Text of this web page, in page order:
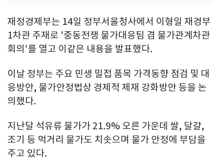
재정경제부는 14일 정부서울청사에서 이형일 재경부
1차관 주재로 '중동전쟁 물가대응팀 겸 물가관계차관
회의'를 열고 이같은 내용을 발표했다.
이날 정부는 주요 민생 밀접 품목 가격동향 점검 및 대
응방안, 물가안정법상 경제적 제재 강화방안 등을 논
의했다.
지난달 석유류 물가가 21.9% 오른 가운데 쌀, 달걀,
조기 등 먹거리 물가도 치솟으며 물가 안정에 부담을
주고 있다.